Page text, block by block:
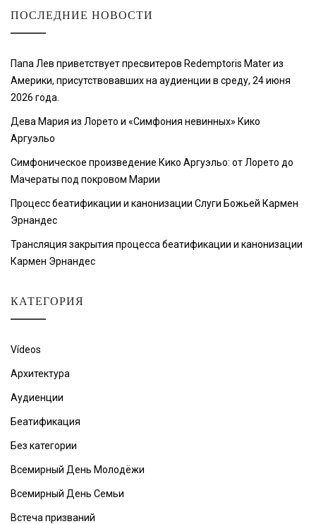
ПОСЛЕДНИЕ НОВОСТИ
Папа Лев приветствует пресвитеров Redemptoris Mater из
Америки, присутствовавших на аудиенции в среду, 24 июня
2026 года.
Дева Мария из Лорето и «Симфония невинных» Кико
Аргуэльо
Симфоническое произведение Кико Аргуэльо: от Лорето до
Мачераты под покровом Марии
Процесс беатификации и канонизации Слуги Божьей Кармен
Эрнандес
Трансляция закрытия процесса беатификации и канонизации
Кармен Эрнандес
КАТЕГОРИЯ
Vídeos
Архитектура
Аудиенции
Беатификация
Без категории
Всемирный День Молодёжи
Всемирный День Семьи
Встеча призваний